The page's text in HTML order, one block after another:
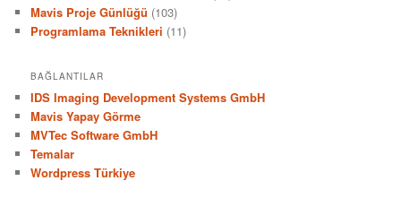
Mavis Proje Günlüğü (103)
Programlama Teknikleri (11)
BAĞLANTILAR
IDS Imaging Development Systems GmbH
Mavis Yapay Görme
MVTec Software GmbH
Temalar
Wordpress Türkiye